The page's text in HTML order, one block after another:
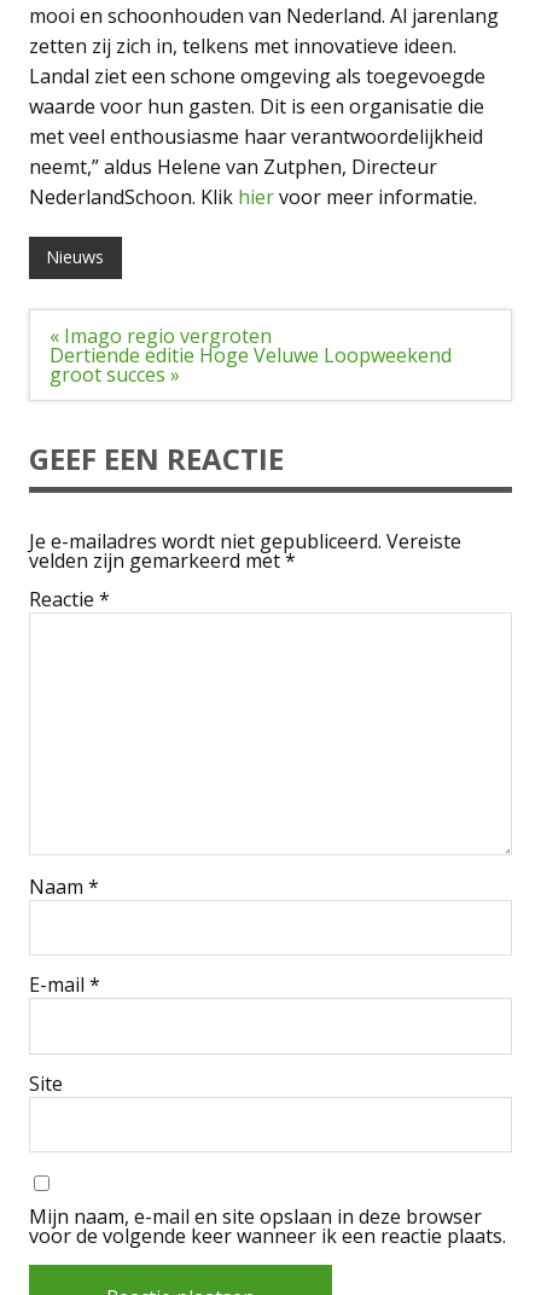
mooi en schoonhouden van Nederland. Al jarenlang
zetten zij zich in, telkens met innovatieve ideen.
Landal ziet een schone omgeving als toegevoegde
waarde voor hun gasten. Dit is een organisatie die
met veel enthousiasme haar verantwoordelijkheid
neemt,” aldus Helene van Zutphen, Directeur
NederlandSchoon. Klik hiervoor meer informatie.
Nieuws
Bericht
navigatie
« Imago regio vergroten
Dertiende editie Hoge Veluwe Loopweekend
groot succes »
GEEF EEN REACTIE
Je e-mailadres wordt niet gepubliceerd. Vereiste
velden zijn gemarkeerd met*
Reactie *
Naam *
E-mail *
Site
Mijn naam, e-mail en site opslaan in deze browser
voor de volgende keer wanneer ik een reactie plaats.